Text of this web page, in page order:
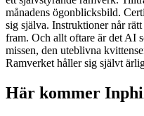
månadens ögonblicksbild.
sig själva. Instruktioner når
fram. Och allt oftare är det AI
missen, den uteblivna
Ramverket håller sig självt
Här kommer